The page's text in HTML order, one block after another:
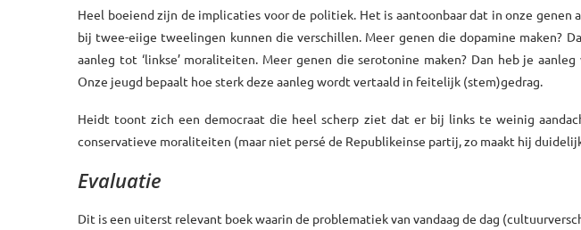
Heel boeiend zijn de implicaties voor de politiek. Het is aantoonbaar dat in onze genen
bij twee-eiige tweelingen kunnen die verschillen. Meer genen die dopamine maken?
aanleg tot ‘linkse’ moraliteiten. Meer genen die serotonine maken? Dan heb je
Onze jeugd bepaalt hoe sterk deze aanleg wordt vertaald in feitelijk (stem)gedrag.
Heidt toont zich een democraat die heel scherp ziet dat er bij links te weinig
conservatieve moraliteiten (maar niet persé de Republikeinse partij, zo maakt hij
Evaluatie
Dit is een uiterst relevant boek waarin de problematiek van vandaag de dag